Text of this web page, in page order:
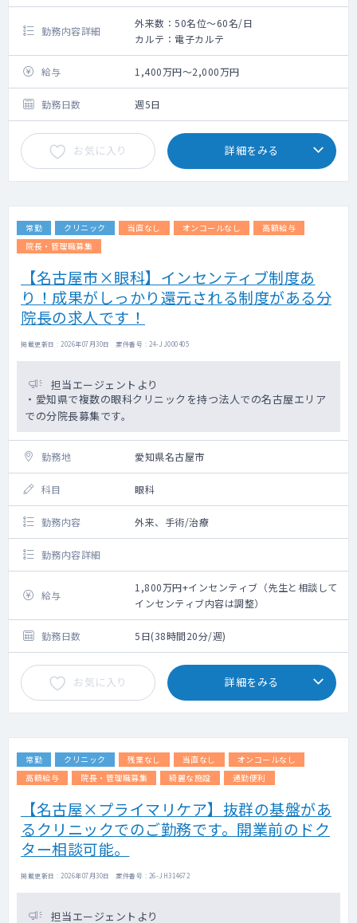
勤務内容詳細
外来数：50名位～60名/日
カルテ：電子カルテ
給与 1,400万円～2,000万円
勤務日数 週5日
お気に入り 詳細をみる
常勤 クリニック 当直なし オンコールなし
高額給与
院長・管理職募集
【名古屋市×眼科】インセンティブ制度あ
り！成果がしっかり還元される制度がある分
院長の求人です！
掲載更新日 : 2026年07月30日 案件番号 : 24-JJ000405
担当エージェントより
・愛知県で複数の眼科クリニックを持つ法人での名古屋エリア
での分院長募集です。
勤務地 愛知県名古屋市
科目 眼科
勤務内容 外来、手術/治療
勤務内容詳細
給与
1,800万円+インセンティブ（先生と相談して
インセンティブ内容は調整）
勤務日数 5日(38時間20分/週)
お気に入り 詳細をみる
常勤 クリニック 残業なし 当直なし
オンコールなし
高額給与
院長・管理職募集 綺麗な施設 通勤便利
【名古屋×プライマリケア】抜群の基盤があ
るクリニックでのご勤務です。開業前のドク
ター相談可能。
掲載更新日 : 2026年07月30日 案件番号 : 26-JH314672
担当エージェントより